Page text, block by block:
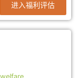
进入福利评估